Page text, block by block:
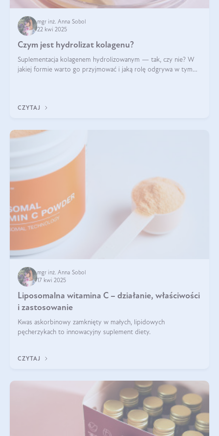
mgr inż. Anna Sobol
22 kwi 2025
Czym jest hydrolizat kolagenu?
Suplementacja kolagenem hydrolizowanym — tak, czy nie? W
jakiej formie warto go przyjmować i jaką rolę odgrywa w tym
CZYTAJ
mgr inż. Anna Sobol
17 kwi 2025
Liposomalna witamina C – działanie, właściwości
i zastosowanie
Kwas askorbinowy zamknięty w małych, lipidowych
pęcherzykach to innowacyjny suplement diety.
CZYTAJ